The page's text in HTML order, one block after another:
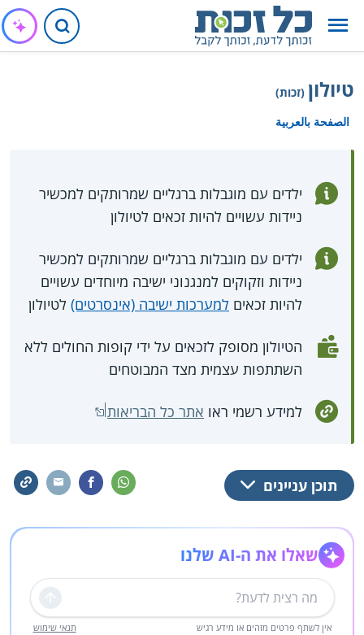
טיולון (זכות)
الصفحة بالعربية
ילדים עם מוגבלות ברגליים שמרותקים למכשיר
ניידות עשויים להיות זכאים לטיולון
ילדים עם מוגבלות ברגליים שמרותקים למכשיר
ניידות וזקוקים למנגנוני ישיבה מיוחדים עשויים
להיות זכאים למערכות ישיבה (אינסרטים) לטיולון
הטיולון מסופק לזכאים על ידי קופות החולים ללא
השתתפות עצמית מצד המבוטחים
למידע רשמי ראו אתר כל הבריאות
תוכן עניינים
שאלו את ה-AI שלנו
שליחה
אין לשתף פרטים מזהים או מידע רגיש תנאי שימוש